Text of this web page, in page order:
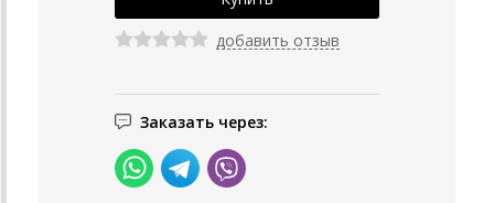
добавить отзыв
Заказать через: